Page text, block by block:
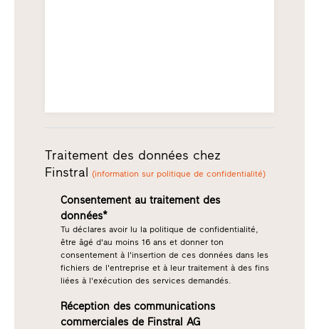
Traitement des données chez
Finstral (information sur politique de confidentialité)
Consentement au traitement des
données*
Tu déclares avoir lu la politique de confidentialité,
être âgé d'au moins 16 ans et donner ton
consentement à l'insertion de ces données dans les
fichiers de l'entreprise et à leur traitement à des fins
liées à l'exécution des services demandés.
Réception des communications
commerciales de Finstral AG